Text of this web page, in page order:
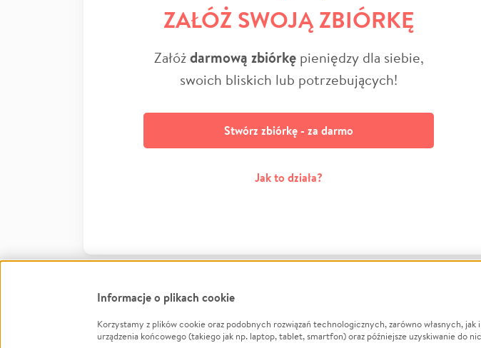
ZAŁÓŻ SWOJĄ ZBIÓRKĘ
Załóżdarmową zbiórkępieniędzy dla siebie,
swoich bliskich lub potrzebujących!
Stwórz zbiórkę - za darmo
Jak to działa?
Informacje O nas
Informacje o plikach cookie
Korzystamy z plików cookie oraz podobnych rozwiązań technologicznych, zarówno własnych,
urządzenia końcowego (takiego jak np. laptop, tablet, smartfon) oraz późniejsze uzyskiwanie do